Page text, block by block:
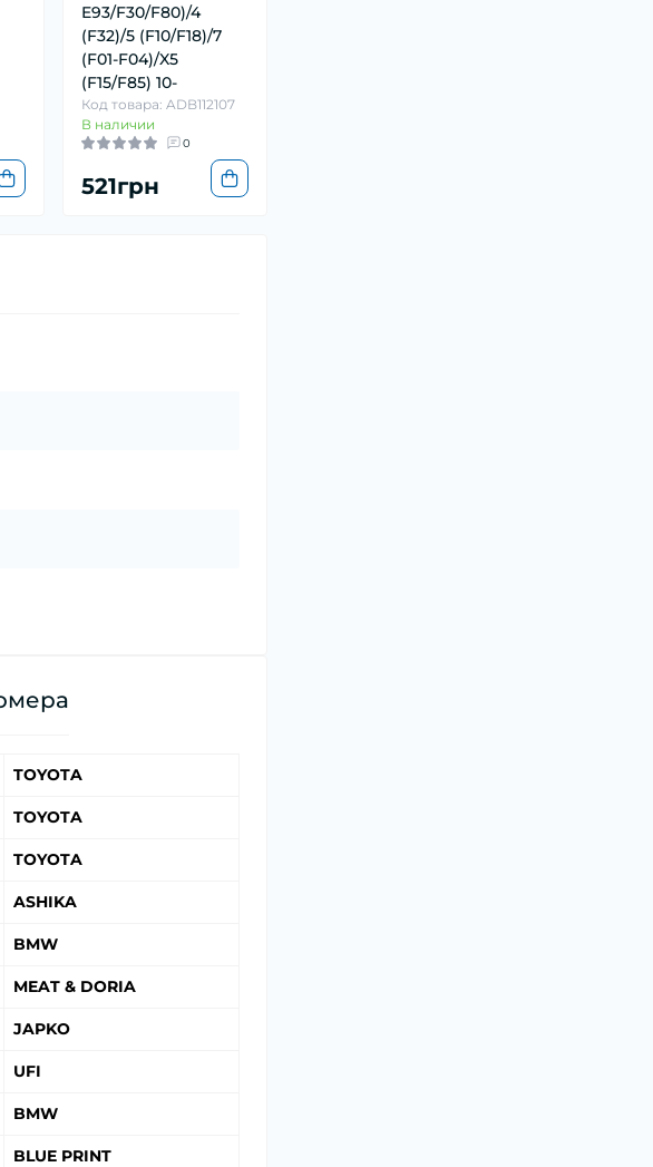
E93/F30/F80)/4
(F32)/5 (F10/F18)/7
(F01-F04)/X5
(F15/F85) 10-
Код товара: ADB112107
В наличии
0
521грн
TOYOTA
TOYOTA
TOYOTA
ASHIKA
BMW
MEAT & DORIA
JAPKO
UFI
BMW
BLUE PRINT